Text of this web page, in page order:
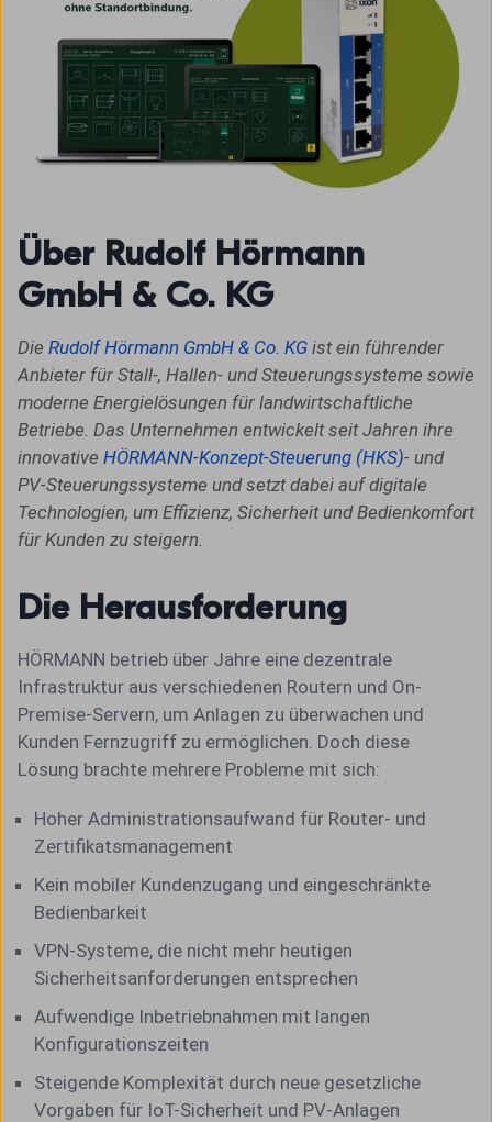
Über Rudolf Hörmann
GmbH & Co. KG
Die Rudolf Hörmann GmbH & Co. KG ist ein führender
Anbieter für Stall-, Hallen- und Steuerungssysteme sowie
moderne Energielösungen für landwirtschaftliche
Betriebe. Das Unternehmen entwickelt seit Jahren ihre
innovative HÖRMANN-Konzept-Steuerung (HKS)- und
PV-Steuerungssysteme und setzt dabei auf digitale
Technologien, um Effizienz, Sicherheit und Bedienkomfort
für Kunden zu steigern.
Die Herausforderung
HÖRMANN betrieb über Jahre eine dezentrale
Infrastruktur aus verschiedenen Routern und On-
Premise-Servern, um Anlagen zu überwachen und
Kunden Fernzugriff zu ermöglichen. Doch diese
Lösung brachte mehrere Probleme mit sich:
Hoher Administrationsaufwand für Router- und
Zertifikatsmanagement
Kein mobiler Kundenzugang und eingeschränkte
Bedienbarkeit
VPN-Systeme, die nicht mehr heutigen
Sicherheitsanforderungen entsprechen
Aufwendige Inbetriebnahmen mit langen
Konfigurationszeiten
Steigende Komplexität durch neue gesetzliche
Vorgaben für IoT-Sicherheit und PV-Anlagen